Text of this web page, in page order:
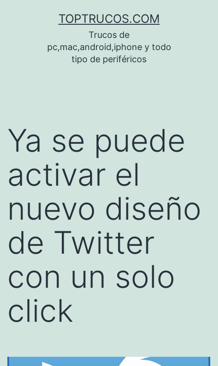
TOPTRUCOS.COM
Trucos de
pc,mac,android,iphone y todo
tipo de periféricos
Ya se puede
activar el
nuevo diseño
de Twitter
con un solo
click